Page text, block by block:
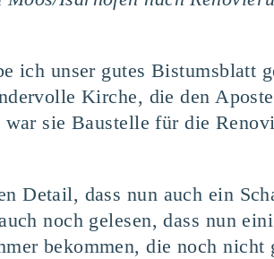
ich unser gutes Bistumsblatt
Kirche, die den
sie Baustelle für die
Detail, dass nun auch ein
noch gelesen, dass nun
bekommen, die noch